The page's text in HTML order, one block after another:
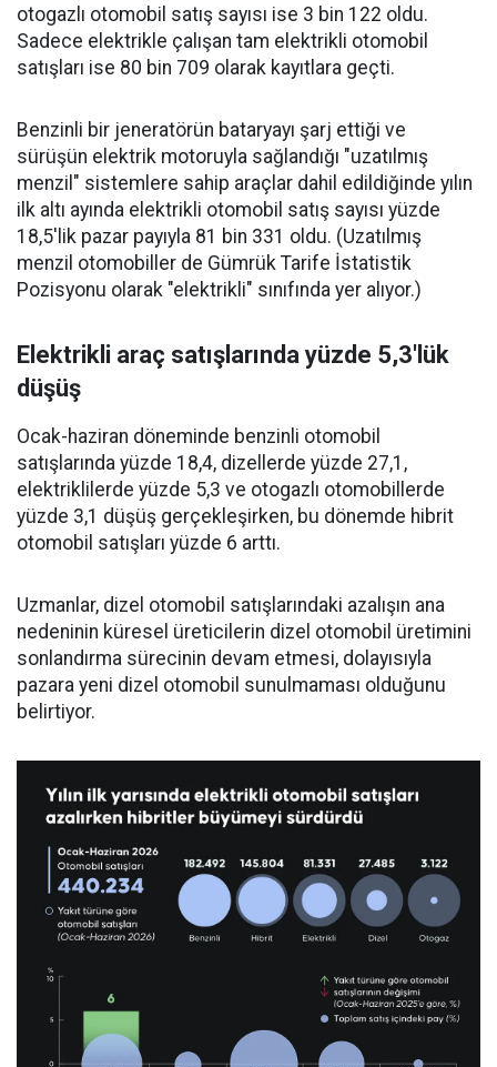
otogazlı otomobil satış sayısı ise 3 bin 122 oldu.
Sadece elektrikle çalışan tam elektrikli otomobil
satışları ise 80 bin 709 olarak kayıtlara geçti.
Benzinli bir jeneratörün bataryayı şarj ettiği ve
sürüşün elektrik motoruyla sağlandığı "uzatılmış
menzil" sistemlere sahip araçlar dahil edildiğinde yılın
ilk altı ayında elektrikli otomobil satış sayısı yüzde
18,5'lik pazar payıyla 81 bin 331 oldu. (Uzatılmış
menzil otomobiller de Gümrük Tarife İstatistik
Pozisyonu olarak "elektrikli" sınıfında yer alıyor.)
Elektrikli araç satışlarında yüzde 5,3'lük
düşüş
Ocak-haziran döneminde benzinli otomobil
satışlarında yüzde 18,4, dizellerde yüzde 27,1,
elektriklilerde yüzde 5,3 ve otogazlı otomobillerde
yüzde 3,1 düşüş gerçekleşirken, bu dönemde hibrit
otomobil satışları yüzde 6 arttı.
Uzmanlar, dizel otomobil satışlarındaki azalışın ana
nedeninin küresel üreticilerin dizel otomobil üretimini
sonlandırma sürecinin devam etmesi, dolayısıyla
pazara yeni dizel otomobil sunulmaması olduğunu
belirtiyor.